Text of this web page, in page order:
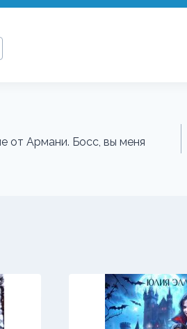
от Армани. Босс, вы меня